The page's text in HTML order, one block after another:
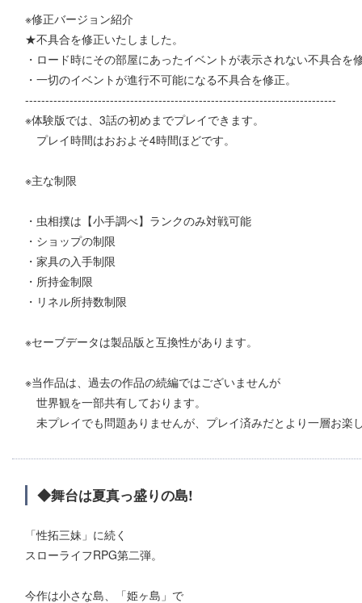
※修正バージョン紹介
★不具合を修正いたしました。
・ロード時にその部屋にあったイベントが表示されない不具合を
・一切のイベントが進行不可能になる不具合を修正。
-----------------------------------------------------------------------------
※体験版では、3話の初めまでプレイできます。
プレイ時間はおおよそ4時間ほどです。
※主な制限
・虫相撲は【小手調べ】ランクのみ対戦可能
・ショップの制限
・家具の入手制限
・所持金制限
・リネル所持数制限
※セーブデータは製品版と互換性があります。
※当作品は、過去の作品の続編ではございませんが
世界観を一部共有しております。
未プレイでも問題ありませんが、プレイ済みだとより一層お楽
◆舞台は夏真っ盛りの島!
「性拓三妹」に続く
スローライフRPG第二弾。
今作は小さな島、「姫ヶ島」で